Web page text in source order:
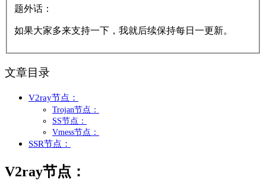
题外话：
如果大家多来支持一下，我就后续保持每日一更新。
文章目录
V2ray节点：
Trojan节点：
SS节点：
Vmess节点：
SSR节点：
V2ray节点：